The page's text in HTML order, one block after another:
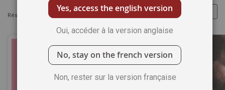
Résultats : Articles
Yes, access the english version
Oui, accéder à la version anglaise
No, stay on the french version
Non, rester sur la version française